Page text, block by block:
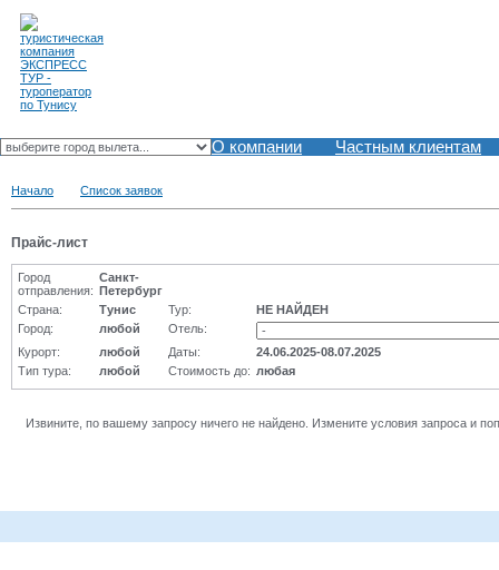
О компании Частным клиентам
Начало Список заявок
Прайс-лист
Город
отправления:
Санкт-
Петербург
Страна:
Тунис Тур:
НЕ НАЙДЕН
Город:
любой
Отель:
Курорт:
любой Даты:
24.06.2025-08.07.2025
Тип тура:
любой Стоимость до: любая
Извините, по вашему запросу ничего не найдено. Измените условия запроса и